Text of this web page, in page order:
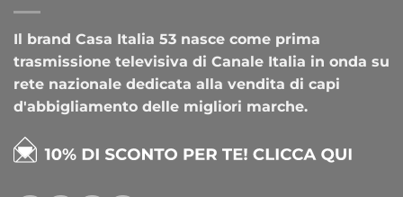
Il brand Casa Italia 53 nasce come prima
trasmissione televisiva di Canale Italia in onda su
rete nazionale dedicata alla vendita di capi
d'abbigliamento delle migliori marche.